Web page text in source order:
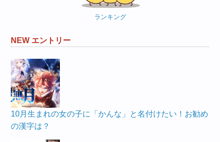
ランキング
NEW エントリー
10月生まれの女の子に「かんな」と名付けたい！お勧め
の漢字は？